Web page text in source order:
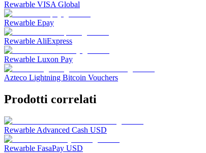
Rewarble VISA Global
Rewarble Epay
Rewarble AliExpress
Rewarble Luxon Pay
Azteco Lightning Bitcoin Vouchers
Prodotti correlati
Rewarble Advanced Cash USD
Rewarble FasaPay USD